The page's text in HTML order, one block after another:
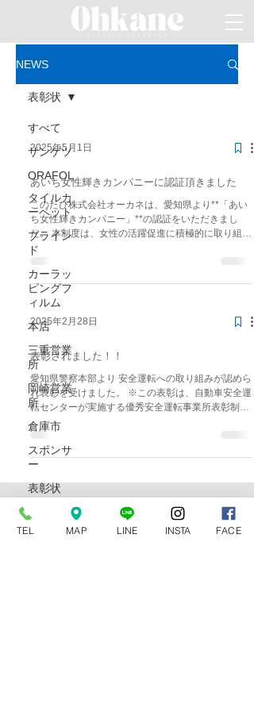
NEWS
すべて
サンゲツ
ORAFOL
タイルカ
ーペット
ブライン
ド
カーラッ
ピングフ
ィルム
本店
三重営業
所
岡崎営業
所
倉庫市
スポンサ
ー
表彰状
ノーマン
ジャパン
表彰状
2025年5月1日
あいち女性輝きカンパニーに認証頂きました
このたび株式会社オーカネは、愛知県より**「あい
ち女性輝きカンパニー」**の認証をいただきまし
た。 本制度は、女性の活躍促進に積極的に取り組む
企業を対象に、愛知県が認証を行うものです。 当社
づくりを目指し、働きやすい環境整備やワ...
2025年2月28日
表彰されました！！
愛知県警察本部より 安全運転への取り組みが認めら
れ表彰を受けました。 ※この表彰は、自動車安全運
転センターが実施する優秀安全運転事業所表彰制度
で、運転記録証明書を活用し安全運転、交通事故防
あげた事業所に対し、その達成度に応じて「...
特殊なインテリア商材も
​喜んでお探しします。
TEL MAP LINE INSTA FACE